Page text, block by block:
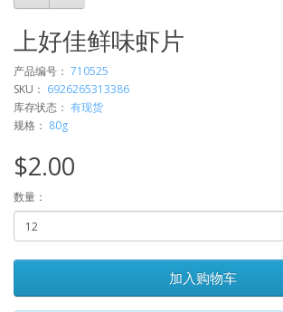
上好佳鲜味虾片
产品编号： 710525
SKU： 6926265313386
库存状态： 有现货
规格： 80g
$2.00
数量：
加入购物车